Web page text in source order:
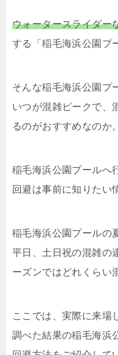
ウォータースライダー
する「稲毛海浜公園プ
そんな稲毛海浜公園プ
いつが混雑ピークで、
るのがおすすめなのか。
稲毛海浜公園プールへ
回避は事前に知りたい
稲毛海浜公園プールの
平日、土日祝の混雑の
ーズンではどれくらい
ここでは、実際に来場
調べた結果の稲毛海浜